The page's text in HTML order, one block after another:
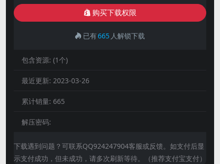
购买下载权限
已有665 人解锁下载
包含资源: (1个)
最近更新: 2023-03-26
累计销量: 665
解压密码:
下载遇到问题？可联系QQ924247904客服或反馈。如支付后显
示支付成功，但未成功，请多次刷新等待。（推荐支付宝支付）